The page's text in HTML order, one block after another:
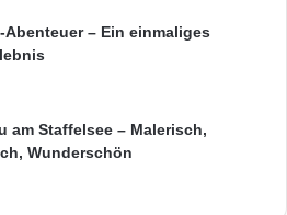
Abenteuer – Ein einmaliges
am Staffelsee – Malerisch,
Wunderschön